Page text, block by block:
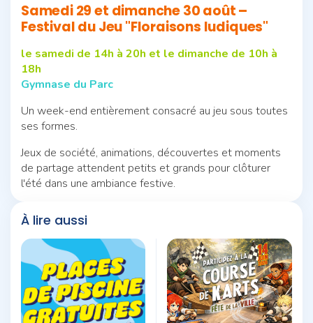
Samedi 29 et dimanche 30 août –
Festival du Jeu "Floraisons ludiques"
le samedi de 14h à 20h et le dimanche de 10h à
18h
Gymnase du Parc
Un week-end entièrement consacré au jeu sous toutes
ses formes.
Jeux de société, animations, découvertes et moments
de partage attendent petits et grands pour clôturer
l'été dans une ambiance festive.
À lire aussi